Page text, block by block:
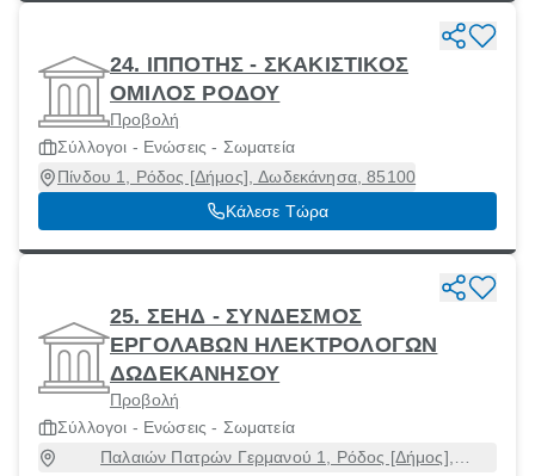
24. ΙΠΠΟΤΗΣ - ΣΚΑΚΙΣΤΙΚΟΣ
ΟΜΙΛΟΣ ΡΟΔΟΥ
Προβολή
Σύλλογοι - Ενώσεις - Σωματεία
Πίνδου 1, Ρόδος [Δήμος], Δωδεκάνησα, 85100
Κάλεσε Τώρα
25. ΣΕΗΔ - ΣΥΝΔΕΣΜΟΣ
ΕΡΓΟΛΑΒΩΝ ΗΛΕΚΤΡΟΛΟΓΩΝ
ΔΩΔΕΚΑΝΗΣΟΥ
Προβολή
Σύλλογοι - Ενώσεις - Σωματεία
Παλαιών Πατρών Γερμανού 1, Ρόδος [Δήμος],